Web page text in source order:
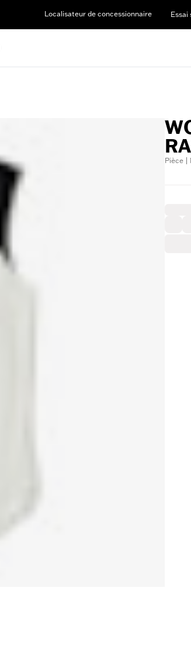
Localisateur de concessionnaire Essai
Pièce |